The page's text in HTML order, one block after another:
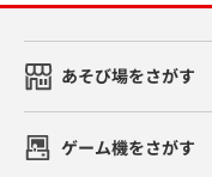
あそび場をさがす
ゲーム機をさがす